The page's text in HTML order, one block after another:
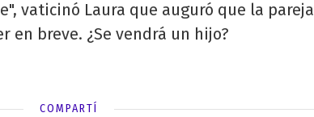
vaticinó Laura que auguró que la pareja
en breve. ¿Se vendrá un hijo?
COMPARTÍ